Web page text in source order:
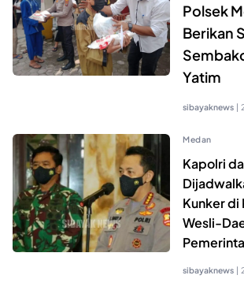
Polsek
Berikan
Yatim
sibayaknews |
Medan
Kapolri
Kunker di
Wesli-
sibayaknews |